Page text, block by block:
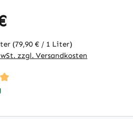
(79,90 € / 1 Liter)
zzgl. Versandkosten
Bewertung von 5 von 5 Sternen